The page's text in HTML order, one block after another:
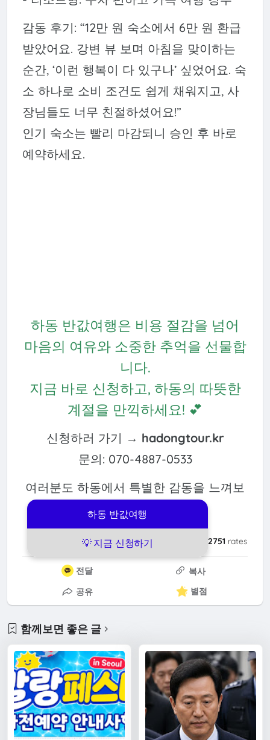
하동 반값여행
💡 지금 신청하기
감동 후기: “12만 원 숙소에서 6만 원 환급
받았어요. 강변 뷰 보며 아침을 맞이하는
순간, ‘이런 행복이 다 있구나’ 싶었어요. 숙
소 하나로 소비 조건도 쉽게 채워지고, 사
장님들도 너무 친절하셨어요!”
인기 숙소는 빨리 마감되니 승인 후 바로
예약하세요.
하동 반값여행은 비용 절감을 넘어
마음의 여유와 소중한 추억을 선물합
니다.
지금 바로 신청하고, 하동의 따뜻한
계절을 만끽하세요! 💕
신청하러 가기 → hadongtour.kr
문의: 070-4887-0533
여러분도 하동에서 특별한 감동을 느껴보
세요! 😊
/2751 rates
전달
복사
공유
별점
함께보면 좋은 글